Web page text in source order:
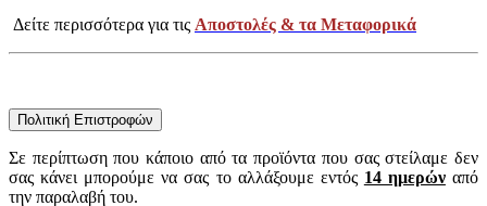
Δείτε περισσότερα για τις Αποστολές & τα Μεταφορικά
Πολιτική Επιστροφών
Σε περίπτωση που κάποιο από τα προϊόντα που σας στείλαμε δεν
σας κάνει μπορούμε να σας το αλλάξουμε εντός 14 ημερώναπό
την παραλαβή του.